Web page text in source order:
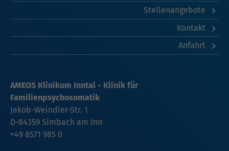
Stellenangebote
Kontakt
Anfahrt
AMEOS Klinikum Inntal - Klinik für
Familienpsychosomatik
Jakob-Weindler-Str. 1
D-84359 Simbach am Inn
+49 8571 985 0